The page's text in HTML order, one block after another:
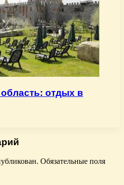
отдых в
Обязательные поля